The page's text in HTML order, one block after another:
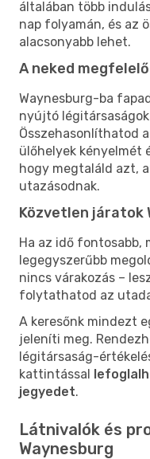
általában több
nap folyamán, és az
alacsonyabb lehet.
A neked
Waynesburg-ba
nyújtó
Összehasonlíthatod
ülőhelyek kényelmét
hogy megtaláld azt,
utazásodnak.
Közvetlen járatok
Ha az idő fontosabb,
legegyszerűbb
nincs várakozás –
folytathatod az
A keresőnk mindezt
jeleníti meg.
légitársaság-
kattintással
jegyedet.
Látnivalók és
Waynesburg